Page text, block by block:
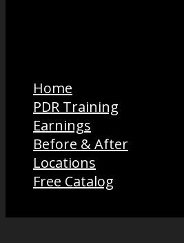
Home
PDR Training
Earnings
Before & After
Locations
Free Catalog